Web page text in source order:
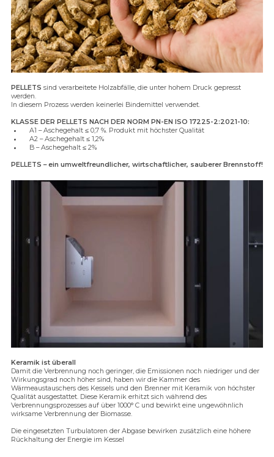
PELLETS sind verarbeitete Holzabfälle, die unter hohem Druck gepresst
werden.
In diesem Prozess werden keinerlei Bindemittel verwendet.
KLASSE DER PELLETS NACH DER NORM PN-EN ISO 17225-2:2021-10:
A1 – Aschegehalt ≤ 0,7 %. Produkt mit höchster Qualität
A2 – Aschegehalt ≤ 1,2%
B – Aschegehalt ≤ 2%
PELLETS – ein umweltfreundlicher, wirtschaftlicher, sauberer Brennstoff!
Keramik ist überall
Damit die Verbrennung noch geringer, die Emissionen noch niedriger und der
Wirkungsgrad noch höher sind, haben wir die Kammer des
Wärmeaustauschers des Kessels und den Brenner mit Keramik von höchster
Qualität ausgestattet. Diese Keramik erhitzt sich während des
Verbrennungsprozesses auf über 1000° C und bewirkt eine ungewöhnlich
wirksame Verbrennung der Biomasse.
Die eingesetzten Turbulatoren der Abgase bewirken zusätzlich eine höhere
Rückhaltung der Energie im Kessel